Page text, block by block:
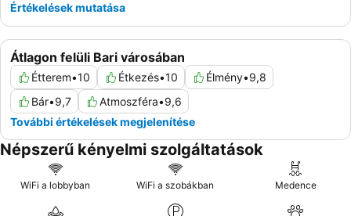
Átlagon felüli Bari városában
Étterem•10 Étkezés•10 Élmény•9,8
Bár•9,7 Atmoszféra•9,6
További értékelések megjelenítése
Értékelések mutatása
Népszerű kényelmi szolgáltatások
WiFi a lobbyban WiFi a szobákban Medence